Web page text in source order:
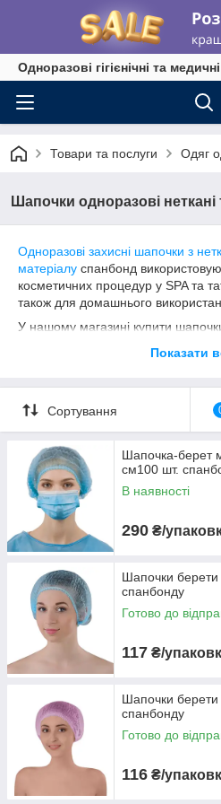
Одноразові гігієнічні та
Товари та послуги Одяг
Шапочки одноразові неткані
Одноразові захисні шапочки з
матеріалу спанбонд
косметичних процедур у SPA та
також для домашнього
У нашому магазині купити шапочки
одноразові шапочки оптом та в
Показати
Сортування
Шапочка-берет
см100 шт.
В наявності
290 ₴/
Шапочки берети
спанбонду
Готово до
117 ₴/
Шапочки берети
спанбонду
Готово до
116 ₴/